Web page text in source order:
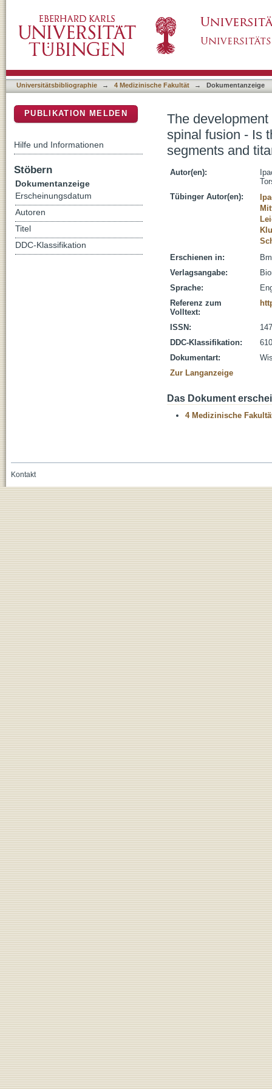
correlation between the number of fused
Universitätsbibliographie → 4 Medizinische Fakultät → Dokumentanzeige
The
spinal fusion - Is
segments and
Autor(en):
Tübinger Autor(en):
Erschienen in:
Verlagsangabe:
Sprache:
Referenz zum
Volltext:
ISSN:
DDC-Klassifikation:
Dokumentart:
Zur Langanzeige
Das Dokument
4 Medizinische
PUBLIKATION MELDEN
Hilfe und Informationen
Stöbern
Dokumentanzeige
Erscheinungsdatum
Autoren
Titel
DDC-Klassifikation
Kontakt